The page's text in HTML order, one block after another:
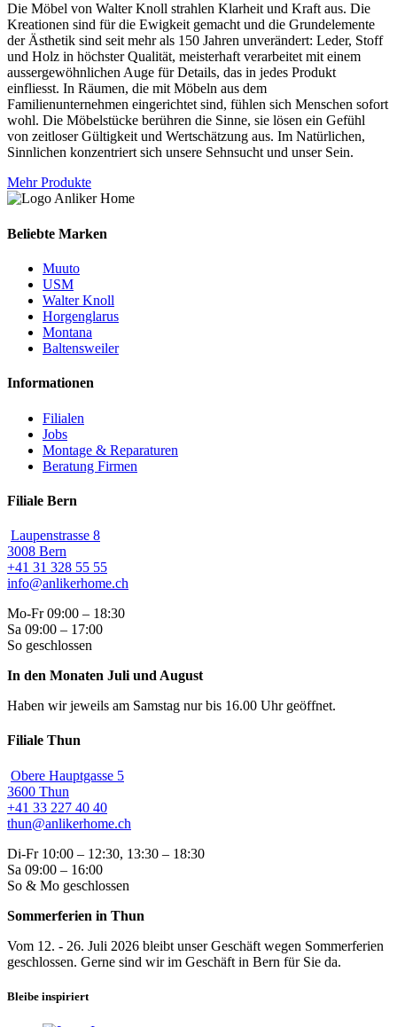
Die Möbel von Walter Knoll strahlen Klarheit und Kraft aus. Die
Kreationen sind für die Ewigkeit gemacht und die Grundelemente
der Ästhetik sind seit mehr als 150 Jahren unverändert: Leder, Stoff
und Holz in höchster Qualität, meisterhaft verarbeitet mit einem
aussergewöhnlichen Auge für Details, das in jedes Produkt
einfliesst. In Räumen, die mit Möbeln aus dem
Familienunternehmen eingerichtet sind, fühlen sich Menschen sofort
wohl. Die Möbelstücke berühren die Sinne, sie lösen ein Gefühl
von zeitloser Gültigkeit und Wertschätzung aus. Im Natürlichen,
Sinnlichen konzentriert sich unsere Sehnsucht und unser Sein.
Mehr Produkte
Beliebte Marken
Muuto
USM
Walter Knoll
Horgenglarus
Montana
Baltensweiler
Informationen
Filialen
Jobs
Montage & Reparaturen
Beratung Firmen
Filiale Bern
Laupenstrasse 8
3008 Bern
+41 31 328 55 55
info@anlikerhome.ch
Mo-Fr 09:00 – 18:30
Sa 09:00 – 17:00
So geschlossen
In den Monaten Juli und August
Haben wir jeweils am Samstag nur bis 16.00 Uhr geöffnet.
Filiale Thun
Obere Hauptgasse 5
3600 Thun
+41 33 227 40 40
thun@anlikerhome.ch
Di-Fr 10:00 – 12:30, 13:30 – 18:30
Sa 09:00 – 16:00
So & Mo geschlossen
Sommerferien in Thun
Vom 12. - 26. Juli 2026 bleibt unser Geschäft wegen Sommerferien
geschlossen. Gerne sind wir im Geschäft in Bern für Sie da.
Bleibe inspiriert